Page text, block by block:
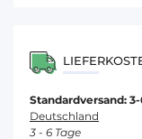
Standardversand:
Deutschland
3 - 6 Tage